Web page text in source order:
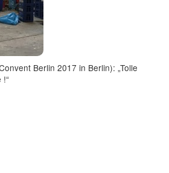
Berlin 2017 in Berlin): „Tolle